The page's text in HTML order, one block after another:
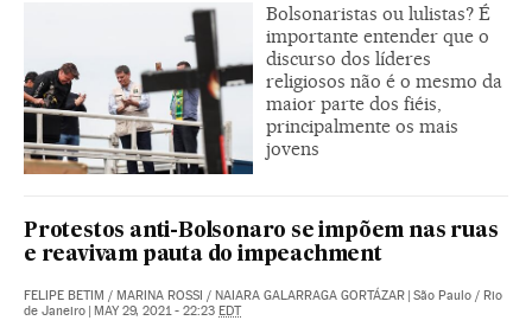
Bolsonaristas ou lulistas? É
importante entender que o
discurso dos líderes
religiosos não é o mesmo da
maior parte dos fiéis,
principalmente os mais
jovens
Protestos anti-Bolsonaro se impõem nas ruas
e reavivam pauta do impeachment
FELIPE BETIM / MARINA ROSSI / NAIARA GALARRAGA GORTÁZAR | São Paulo / Rio
de Janeiro | MAY 29, 2021 - 22:23 EDT